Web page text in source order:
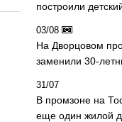
построили
03/08
На Дворцовом
заменили 30-
31/07
В промзоне на
еще один жилой